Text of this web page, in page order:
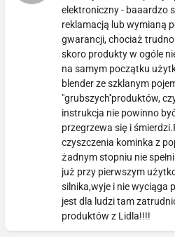
elektroniczny - baaardzo
reklamacją lub wymianą
gwarancji, chociaż
skoro produkty w ogóle
na samym początku
blender ze szklanym
"grubszych''produktów,
instrukcja nie powinno
przegrzewa się i
czyszczenia kominka z
żadnym stopniu nie
już przy pierwszym
silnika,wyje i nie wyciąga
jest dla ludzi tam
produktów z Lidla!!!!